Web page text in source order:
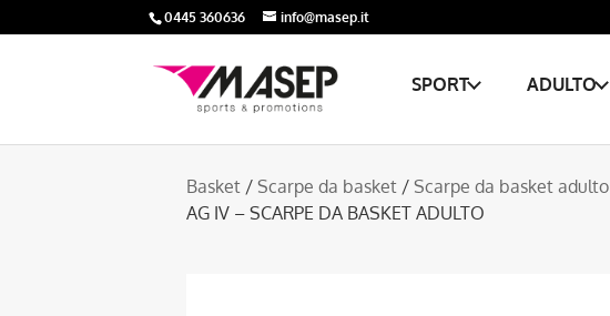
0445 360636 info@masep.it
SPORT ADULTO
Basket / Scarpe da basket / Scarpe da basket adulto
AG IV – SCARPE DA BASKET ADULTO